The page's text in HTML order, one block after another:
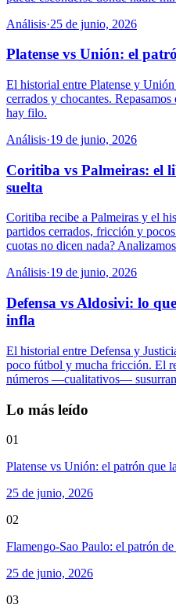
Análisis·25 de junio, 2026
Platense vs Unión: el
El historial entre Platense y
cerrados y chocantes.
hay filo.
Análisis·19 de junio, 2026
Coritiba vs Palmeiras: el
suelta
Coritiba recibe a Palmeiras y el
partidos cerrados, fricción y
cuotas no dicen nada?
Análisis·19 de junio, 2026
Defensa vs Aldosivi: lo
infla
El historial entre Defensa y
poco fútbol y mucha fricción. El
números —cualitativos— susurran
Lo más leído
01
Platense vs Unión: el patrón que
25 de junio, 2026
02
Flamengo-Sao Paulo: el patrón
25 de junio, 2026
03